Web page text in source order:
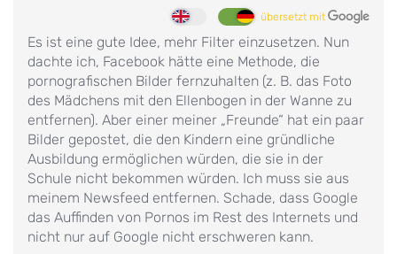
übersetzt mit
Es ist eine gute Idee, mehr Filter einzusetzen. Nun
dachte ich, Facebook hätte eine Methode, die
pornografischen Bilder fernzuhalten (z. B. das Foto
des Mädchens mit den Ellenbogen in der Wanne zu
entfernen). Aber einer meiner „Freunde“ hat ein paar
Bilder gepostet, die den Kindern eine gründliche
Ausbildung ermöglichen würden, die sie in der
Schule nicht bekommen würden. Ich muss sie aus
meinem Newsfeed entfernen. Schade, dass Google
das Auffinden von Pornos im Rest des Internets und
nicht nur auf Google nicht erschweren kann.